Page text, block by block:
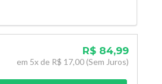
R$ 84,99
em 5x de R$ 17,00 (Sem Juros)